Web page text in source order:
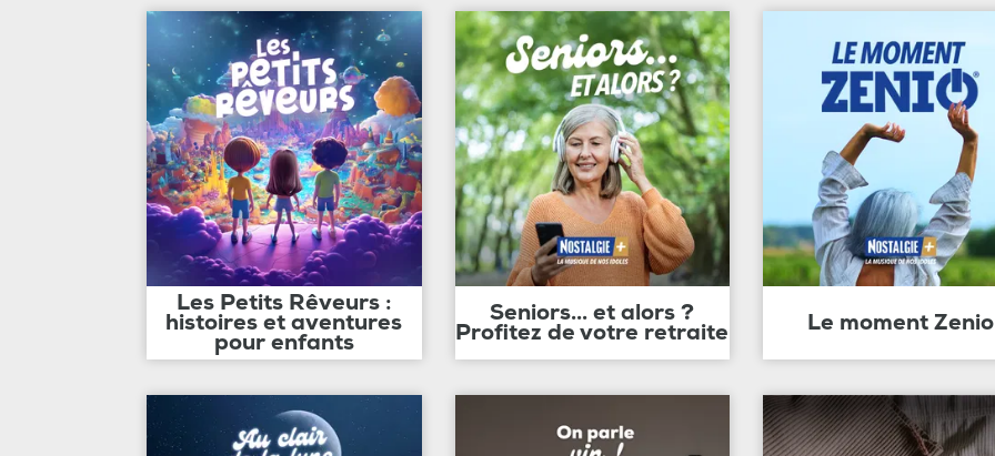
Les Petits Rêveurs :
histoires et aventures
pour enfants
Seniors... et alors ?
Profitez de votre retraite Le moment Zenio